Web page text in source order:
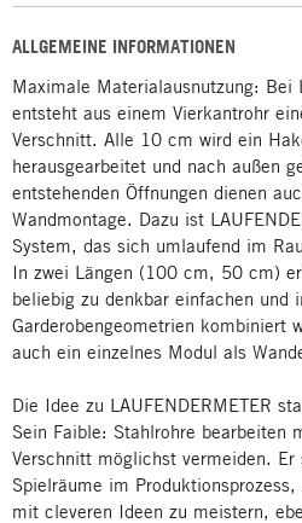
ALLGEMEINE INFORMATIONEN
Maximale Materialausnutzung: Bei
entsteht aus einem Vierkantrohr
Verschnitt. Alle 10 cm wird ein
herausgearbeitet und nach außen
entstehenden Öffnungen dienen
Wandmontage. Dazu ist
System, das sich umlaufend im
In zwei Längen (100 cm, 50 cm)
beliebig zu denkbar einfachen und
Garderobengeometrien kombiniert
auch ein einzelnes Modul als
Die Idee zu LAUFENDERMETER
Sein Faible: Stahlrohre bearbeiten
Verschnitt möglichst vermeiden.
Spielräume im
mit cleveren Ideen zu meistern,